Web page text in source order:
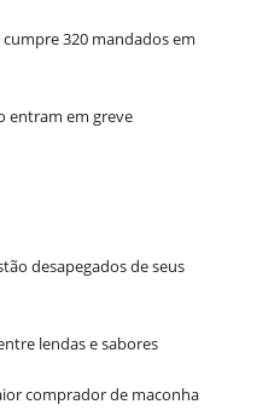
320 mandados em
entram em greve
desapegados de seus
lendas e sabores
comprador de maconha